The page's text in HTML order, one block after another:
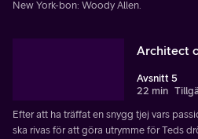
New York-bon: Woody Allen.
Architect
Avsnitt 5
22 min
Efter att ha träffat en snygg tjej vars
ska rivas för att göra utrymme för Teds